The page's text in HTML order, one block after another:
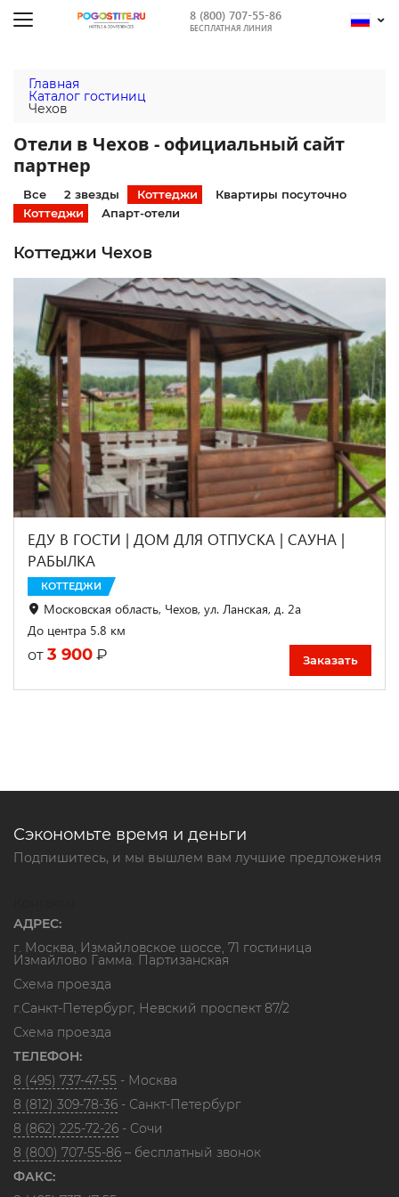
8 (800) 707-55-86
БЕСПЛАТНАЯ ЛИНИЯ
Главная
Каталог гостиниц
Чехов
Отели в Чехов - официальный сайт
партнер
Все 2 звезды Коттеджи
Квартиры посуточно
Коттеджи
Апарт-отели
Коттеджи Чехов
ЕДУ В ГОСТИ | ДОМ ДЛЯ ОТПУСКА | CАУНА |
РАБЫЛКА
КОТТЕДЖИ
Московская область, Чехов, ул. Ланская, д. 2а
До центра 5.8 км
от 3 900 ₽ Заказать
Сэкономьте время и деньги
Подпишитесь, и мы вышлем вам лучшие предложения
АДРЕС:
г. Москва, Измайловское шоссе, 71 гостиница
Измайлово Гамма. Партизанская
Схема проезда
г.Санкт-Петербург, Невский проспект 87/2
Схема проезда
ТЕЛЕФОН:
8 (495) 737-47-55 - Москва
8 (812) 309-78-36 - Санкт-Петербург
8 (862) 225-72-26 - Сочи
8 (800) 707-55-86 – бесплатный звонок
ФАКС: